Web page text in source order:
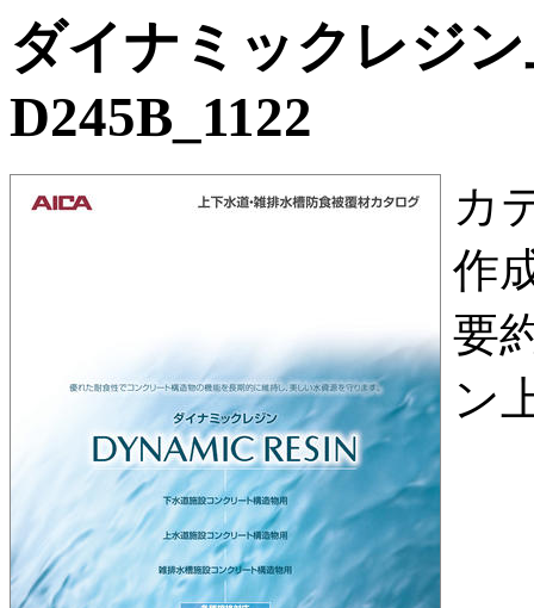
ダイナミックレジ
D245B_1122
カ
作
要
ン